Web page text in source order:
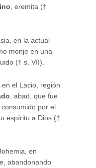
, eremita (†
en la actual
monje en una
(† s. VII).
el Lacio, región
, abad, que fue
por el
espíritu a Dios (†
en
abandonando